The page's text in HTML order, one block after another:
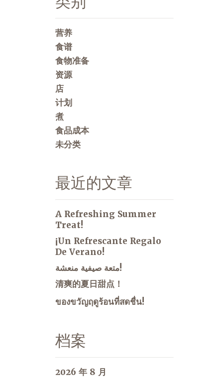
营养
食谱
食物准备
资源
店
计划
煮
食品成本
未分类
最近的文章
A Refreshing Summer
Treat!
¡Un Refrescante Regalo
De Verano!
متعة صيفية منعشة!
清爽的夏日甜点！
ของขวัญฤดูร้อนที่สดชื่น!
档案
2026 年 8 月